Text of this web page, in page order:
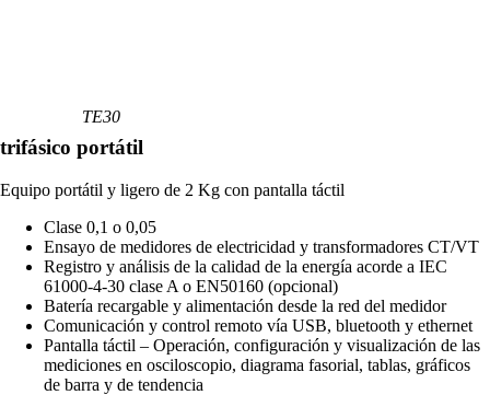
TE30
trifásico portátil
Equipo portátil y ligero de 2 Kg con pantalla táctil
Clase 0,1 o 0,05
Ensayo de medidores de electricidad y transformadores CT/VT
Registro y análisis de la calidad de la energía acorde a IEC
61000-4-30 clase A o EN50160 (opcional)
Batería recargable y alimentación desde la red del medidor
Comunicación y control remoto vía USB, bluetooth y ethernet
Pantalla táctil – Operación, configuración y visualización de las
mediciones en osciloscopio, diagrama fasorial, tablas, gráficos
de barra y de tendencia